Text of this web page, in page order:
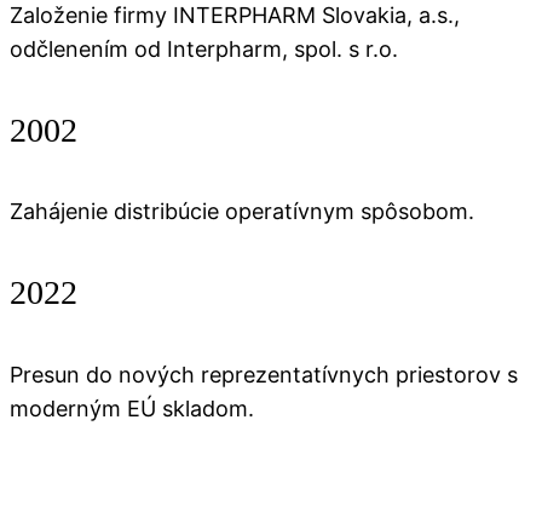
Založenie firmy INTERPHARM Slovakia, a.s.,
odčlenením od Interpharm, spol. s r.o.
2002
Zahájenie distribúcie operatívnym spôsobom.
2022
Presun do nových reprezentatívnych priestorov s
moderným EÚ skladom.